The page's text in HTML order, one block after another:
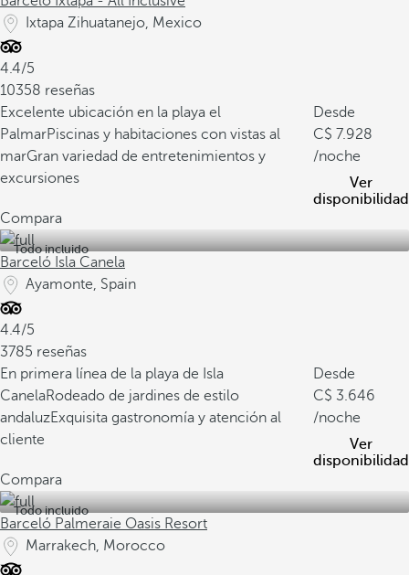
Ixtapa Zihuatanejo, Mexico
4.4/5
10358 reseñas
Excelente ubicación en la playa el
PalmarPiscinas y habitaciones con vistas al
marGran variedad de entretenimientos y
excursiones
Desde
7.928
/noche
Ver
disponibilidad
Compara
Todo incluido
Barceló Isla Canela
Ayamonte, Spain
4.4/5
3785 reseñas
En primera línea de la playa de Isla
CanelaRodeado de jardines de estilo
andaluzExquisita gastronomía y atención al
cliente
Desde
3.646
/noche
Ver
disponibilidad
Compara
Todo incluido
Barceló Palmeraie Oasis Resort
Marrakech, Morocco